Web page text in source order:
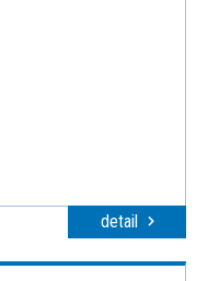
detail